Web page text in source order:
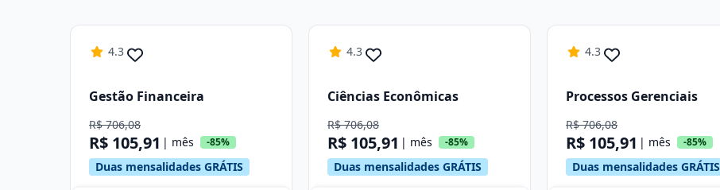
4.3
Gestão Financeira
R$ 706,08
R$ 105,91 | mês -85%
Duas mensalidades GRÁTIS
4.3
Ciências Econômicas
R$ 706,08
R$ 105,91 | mês -85%
Duas mensalidades GRÁTIS
4.3
Processos Gerenciais
R$ 706,08
R$ 105,91 | mês -85%
Duas mensalidades GRÁTIS